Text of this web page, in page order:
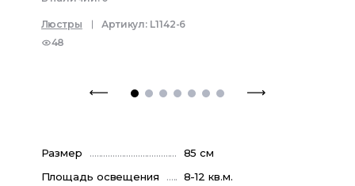
Люстры Артикул: L1142-6
48
Размер
85 см
Площадь освещения
8-12 кв.м.